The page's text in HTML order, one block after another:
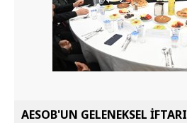
AESOB'UN GELENEKSEL İFTARI